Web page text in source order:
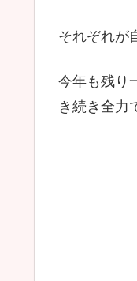
それぞれが
今年も残り
き続き全力